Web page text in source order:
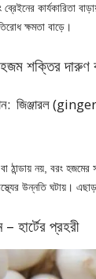
কার্যকারিতা
ক্ষমতা বাড়ে।
শক্তির দারুণ
জিঞ্জারল
ঠান্ডায় নয়, বরং হজমের
উন্নতি ঘটায়।
হার্টের প্রহরী